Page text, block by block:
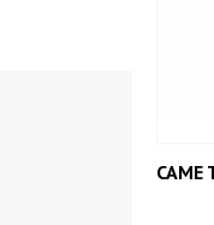
CAME